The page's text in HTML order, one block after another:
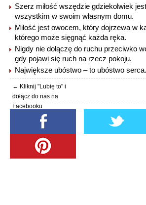
Szerz miłość wszędzie gdziekolwiek
wszystkim w swoim własnym domu.
Miłość jest owocem, który dojrzewa w
którego może sięgnąć każda ręka.
Nigdy nie dołączę do ruchu przeciwko
gdy pojawi się ruch na rzecz pokoju.
Największe ubóstwo – to ubóstwo serca.
← Kliknij "Lubię to" i
dołącz do nas na
Facebooku